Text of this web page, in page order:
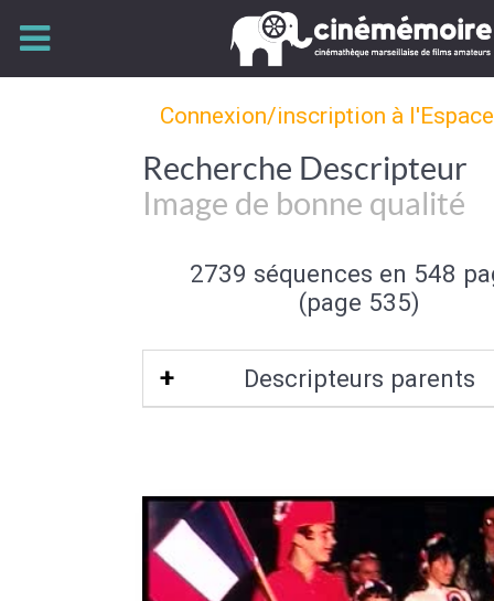
Connexion/inscription à
Recherche Descripteur
Image de bonne qualité
2739 séquences en 548
(page 535)
Descripteurs parents